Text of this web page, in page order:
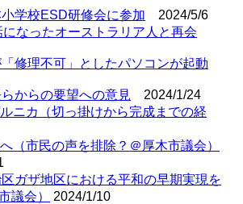
学校ESD研修会に参加
2024/5/6
なったオーストラリア人と再会
修理不可」としたパソコンが起動
からの要望への意見
2024/1/24
ニカ（切っ掛けから完成までの経
（市民の声を排除？＠厚木市議会）
ガザ地区における平和の早期実現を
議会）
2024/1/10